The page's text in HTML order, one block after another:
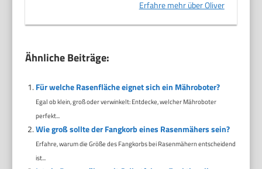
Erfahre mehr über Oliver
Ähnliche Beiträge:
Für welche Rasenfläche eignet sich ein Mähroboter?
Egal ob klein, groß oder verwinkelt: Entdecke, welcher Mähroboter
perfekt...
Wie groß sollte der Fangkorb eines Rasenmähers sein?
Erfahre, warum die Größe des Fangkorbs bei Rasenmähern entscheidend
ist...